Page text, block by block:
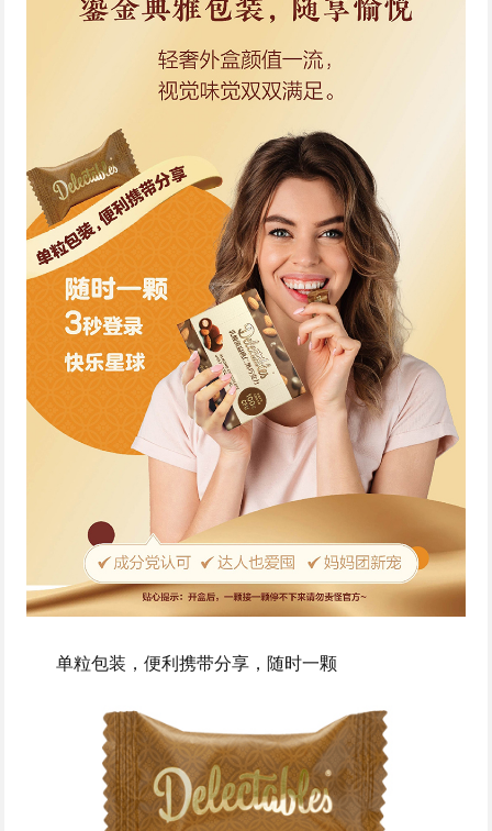
单粒包装，便利携带分享，随时一颗